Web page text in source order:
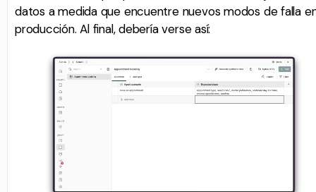
datos a medida que encuentre nuevos modos de falla
producción. Al final, debería verse así: